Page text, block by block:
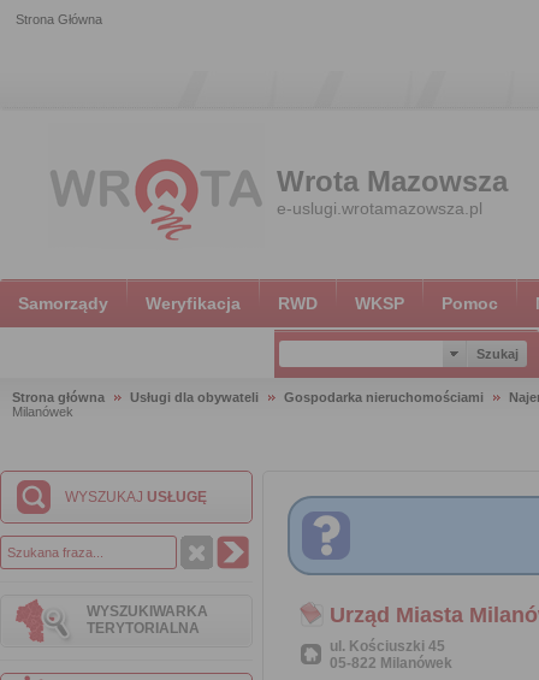
Strona Główna
Wrota Mazowsza
e-uslugi.wrotamazowsza.pl
Samorządy Weryfikacja RWD WKSP Pomoc
Strona główna Usługi dla obywateli Gospodarka nieruchomościami
Milanówek
WYSZUKAJ USŁUGĘ
WYSZUKIWARKA
TERYTORIALNA
Urząd Miasta
ul. Kościuszki 45
05-822 Milanówek